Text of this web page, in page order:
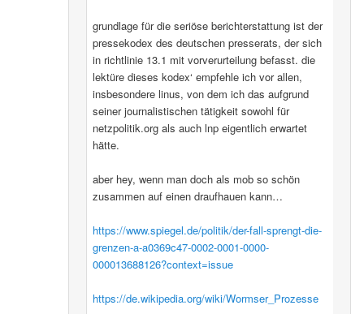
grundlage für die seriöse berichterstattung ist der
pressekodex des deutschen presserats, der sich
in richtlinie 13.1 mit vorverurteilung befasst. die
lektüre dieses kodex‘ empfehle ich vor allen,
insbesondere linus, von dem ich das aufgrund
seiner journalistischen tätigkeit sowohl für
netzpolitik.org als auch lnp eigentlich erwartet
hätte.
aber hey, wenn man doch als mob so schön
zusammen auf einen draufhauen kann…
https://www.spiegel.de/politik/der-fall-sprengt-die-
grenzen-a-a0369c47-0002-0001-0000-
000013688126?context=issue
https://de.wikipedia.org/wiki/Wormser_Prozesse